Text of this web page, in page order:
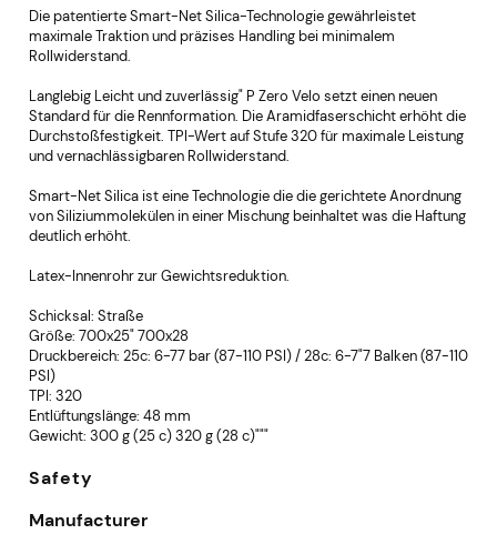
Die patentierte Smart-Net Silica-Technologie gewährleistet
maximale Traktion und präzises Handling bei minimalem
Rollwiderstand.
Langlebig Leicht und zuverlässig" P Zero Velo setzt einen neuen
Standard für die Rennformation. Die Aramidfaserschicht erhöht die
Durchstoßfestigkeit. TPI-Wert auf Stufe 320 für maximale Leistung
und vernachlässigbaren Rollwiderstand.
Smart-Net Silica ist eine Technologie die die gerichtete Anordnung
von Siliziummolekülen in einer Mischung beinhaltet was die Haftung
deutlich erhöht.
Latex-Innenrohr zur Gewichtsreduktion.
Schicksal: Straße
Größe: 700x25" 700x28
Druckbereich: 25c: 6-77 bar (87-110 PSI) / 28c: 6-7"7 Balken (87-110
PSI)
TPI: 320
Entlüftungslänge: 48 mm
Gewicht: 300 g (25 c) 320 g (28 c)"""
Safety
Manufacturer